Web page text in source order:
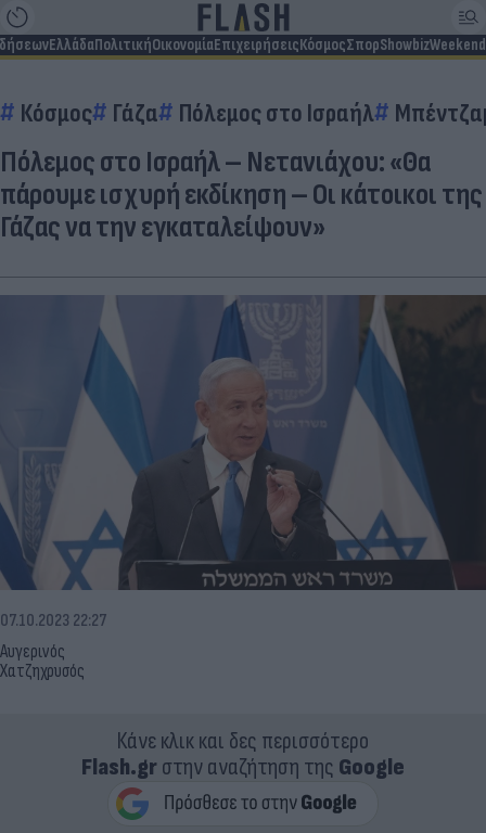
ΕλλάδαΠολιτικήΟικονομίαΕπιχειρήσειςΚόσμοςΣπορShowbizWeekend
Κόσμος Γάζα Πόλεμος στο Ισραήλ
Πόλεμος στο Ισραήλ – Νετανιάχου: «Θα
πάρουμε ισχυρή εκδίκηση – Οι κάτοικοι της
Γάζας να την εγκαταλείψουν»
Αυγερινός
Χατζηχρυσός
07.10.2023 22:27
Κάνε κλικ και δες περισσότερο
Flash.grστην αναζήτηση της Google